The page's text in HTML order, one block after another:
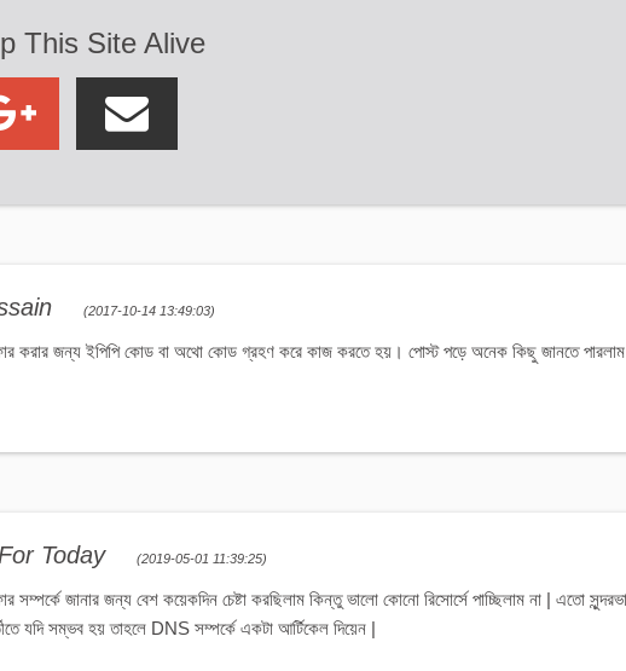
This Site Alive
(2017-10-14 13:49:03)
করার জন্য ইপিপি কোড বা অথো কোড গ্রহণ করে কাজ করতে হয়। পোস্ট পড়ে অনেক কিছু জানতে
Today (2019-05-01 11:39:25)
সম্পর্কে জানার জন্য বেশ কয়েকদিন চেষ্টা করছিলাম কিন্তু ভালো কোনো রিসোর্সে পাচ্ছিলাম না | এতো
যদি সম্ভব হয় তাহলে DNS সম্পর্কে একটা আর্টিকেল দিয়েন |